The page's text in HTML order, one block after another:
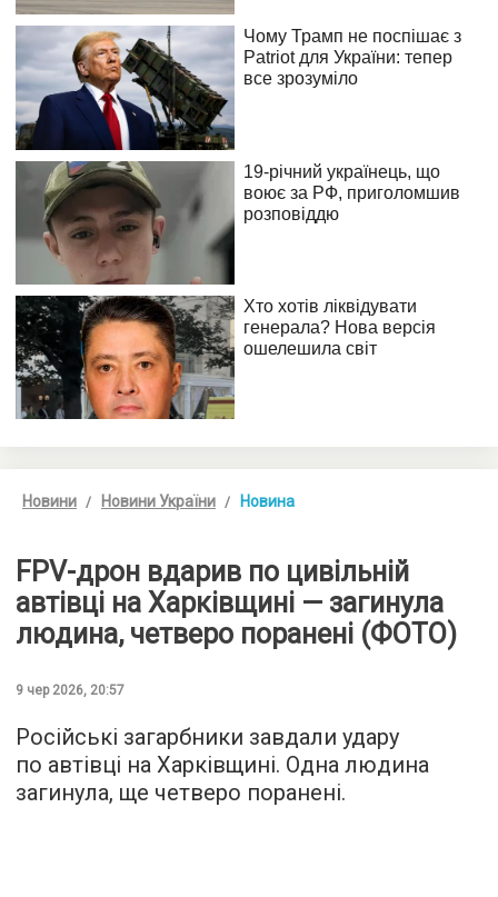
Новини Новини України Новина
FPV-дрон вдарив по цивільній
автівці на Харківщині — загинула
людина, четверо поранені (ФОТО)
9 чер 2026, 20:57
Російські загарбники завдали удару
по автівці на Харківщині. Одна людина
загинула, ще четверо поранені.